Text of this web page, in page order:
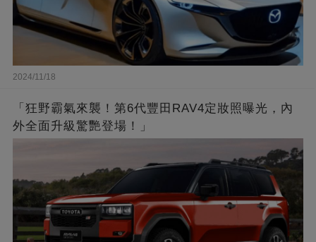
2024/11/18
「狂野霸氣來襲！第6代豐田RAV4定妝照曝光，內
外全面升級驚艷登場！」